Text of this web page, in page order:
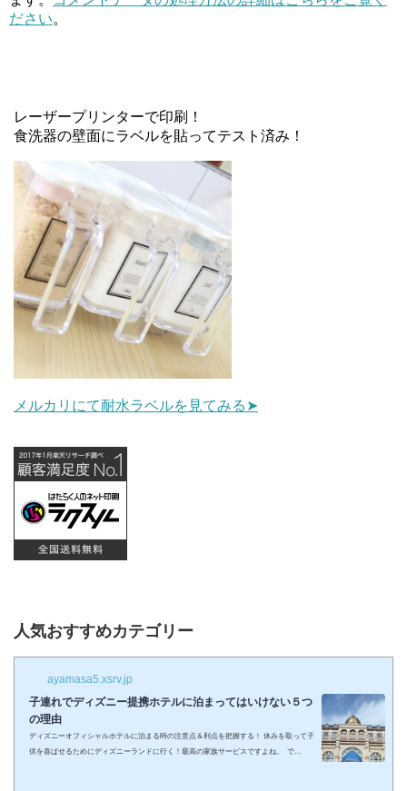
ださい。
レーザープリンターで印刷！
食洗器の壁面にラベルを貼ってテスト済み！
メルカリにて耐水ラベルを見てみる➤
人気おすすめカテゴリー
ayamasa5.xsrv.jp
子連れでディズニー提携ホテルに泊まってはいけない５つ
の理由
ディズニーオフィシャルホテルに泊まる時の注意点＆利点を把握する！ 休みを取って子
供を喜ばせるためにディズニーランドに行く！最高の家族サービスですよね。 で